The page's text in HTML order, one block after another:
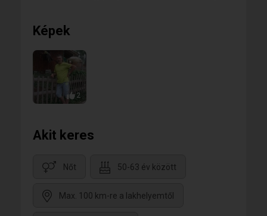
Képek
2
Akit keres
Nőt 50-63 év között
Max. 100 km-re a lakhelyemtől